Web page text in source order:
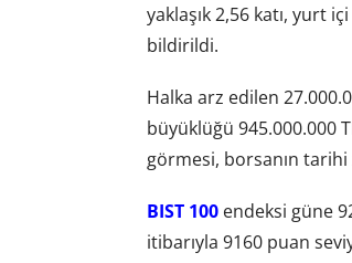
yaklaşık 2,56 katı, yurt
bildirildi.
Halka arz edilen
büyüklüğü 945.000.000
görmesi, borsanın
BIST 100endeksi güne
itibarıyla 9160 puan